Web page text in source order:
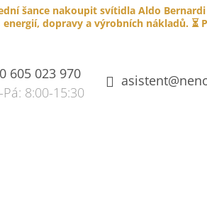
šance nakoupit svítidla Aldo
dopravy a výrobních nákladů.
605 023 970